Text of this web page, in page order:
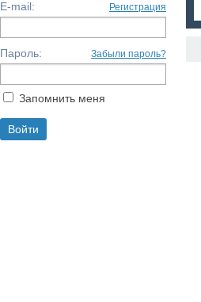
E-mail: Регистрация
Пароль: Забыли пароль?
Запомнить меня